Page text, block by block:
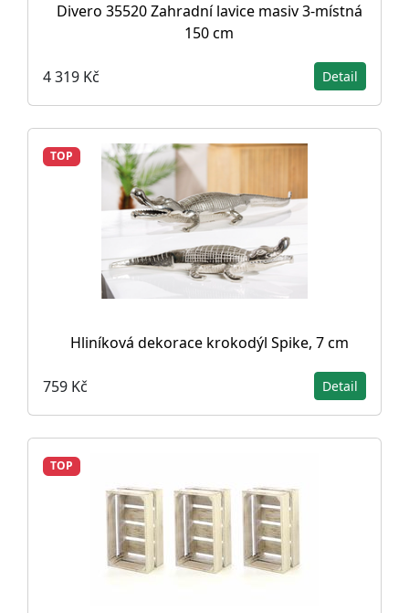
Divero 35520 Zahradní lavice masiv 3-místná
150 cm
4 319 Kč Detail
TOP
Hliníková dekorace krokodýl Spike, 7 cm
759 Kč Detail
TOP